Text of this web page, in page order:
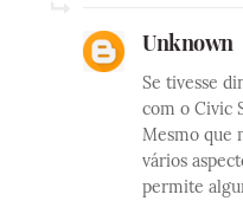
Unknown
Se tivesse
com o Civic
Mesmo que
vários
permite